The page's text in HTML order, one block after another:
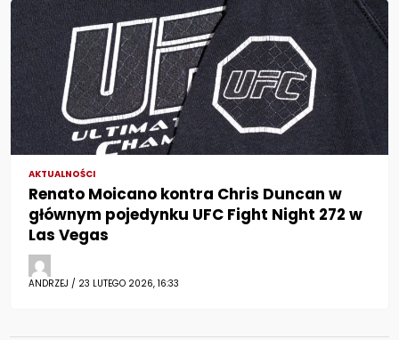
AKTUALNOŚCI
Renato Moicano kontra Chris Duncan w
głównym pojedynku UFC Fight Night 272 w
Las Vegas
ANDRZEJ / 23 LUTEGO 2026, 16:33